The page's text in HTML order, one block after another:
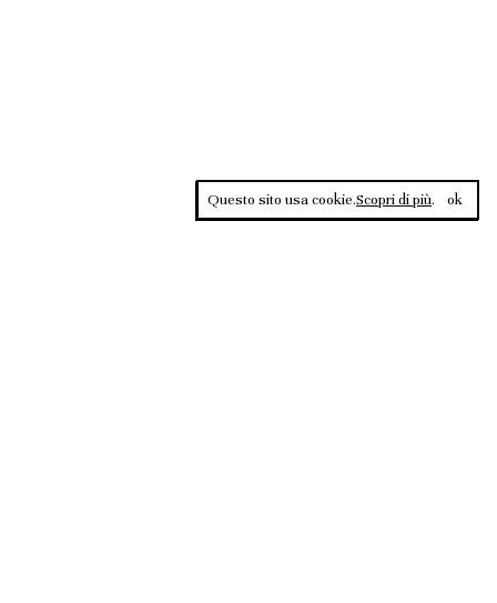
Questo sito usa cookie.Scopri di più. ok